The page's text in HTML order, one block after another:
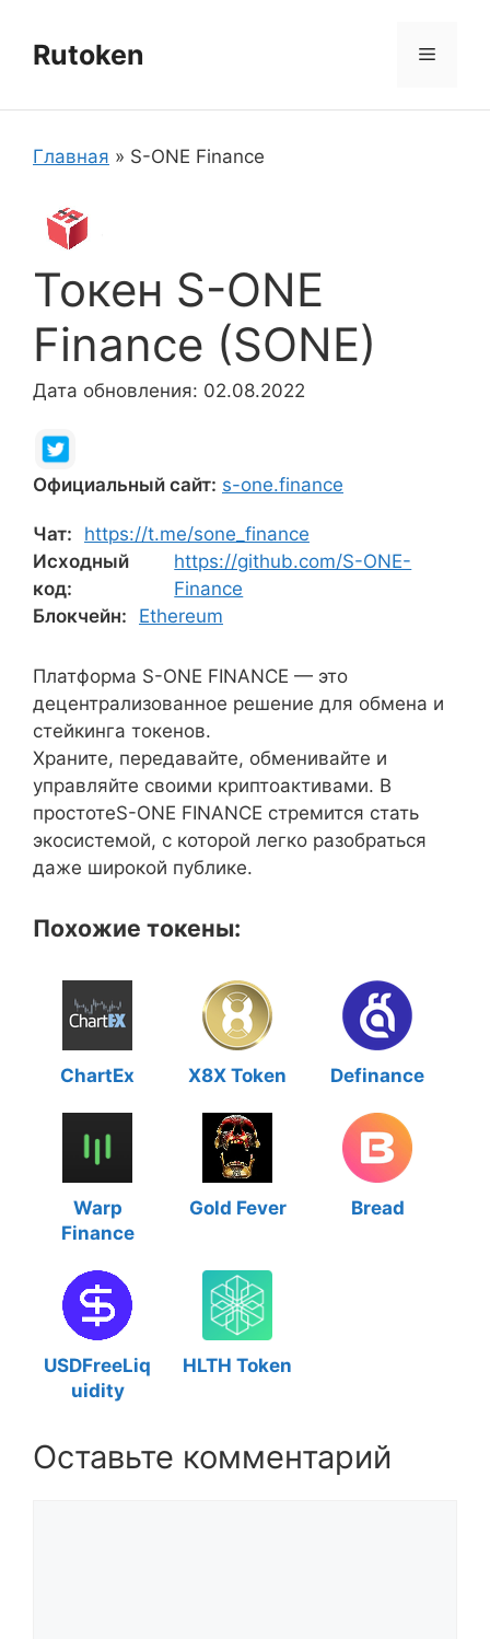
содержимому
Rutoken Меню
Главная » S-ONE Finance
Токен S-ONE
Finance (SONE)
Дата обновления: 02.08.2022
Официальный сайт: s-one.finance
Чат:
https://t.me/sone_finance
Исходный
код:
https://github.com/S-ONE-
Finance
Блокчейн:
Ethereum
Платформа S-ONE FINANCE — это
децентрализованное решение для обмена и
стейкинга токенов.
Храните, передавайте, обменивайте и
управляйте своими криптоактивами. В
простотеS-ONE FINANCE стремится стать
экосистемой, с которой легко разобраться
даже широкой публике.
Похожие токены:
ChartEx X8X Token Definance
Warp
Finance
Gold Fever Bread
USDFreeLiq
uidity
HLTH Token
Оставьте комментарий